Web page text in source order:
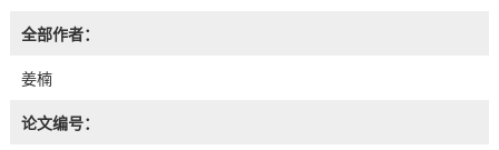
全部作者：
姜楠
论文编号：